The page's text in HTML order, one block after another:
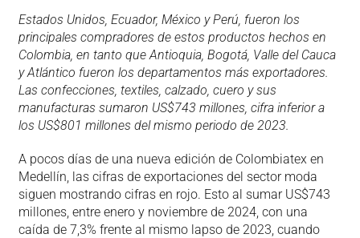
Estados Unidos, Ecuador, México y Perú, fueron los
principales compradores de estos productos hechos en
Colombia, en tanto que Antioquia, Bogotá, Valle del Cauca
y Atlántico fueron los departamentos más exportadores.
Las confecciones, textiles, calzado, cuero y sus
manufacturas sumaron US$743 millones, cifra inferior a
los US$801 millones del mismo periodo de 2023.
A pocos días de una nueva edición de Colombiatex en
Medellín, las cifras de exportaciones del sector moda
siguen mostrando cifras en rojo. Esto al sumar US$743
millones, entre enero y noviembre de 2024, con una
caída de 7,3% frente al mismo lapso de 2023, cuando